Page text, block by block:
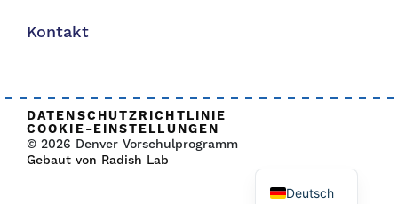
Kontakt
DATENSCHUTZRICHTLINIE
COOKIE-EINSTELLUNGEN
© 2026 Denver Vorschulprogramm
Gebaut von Radish Lab
Deutsch